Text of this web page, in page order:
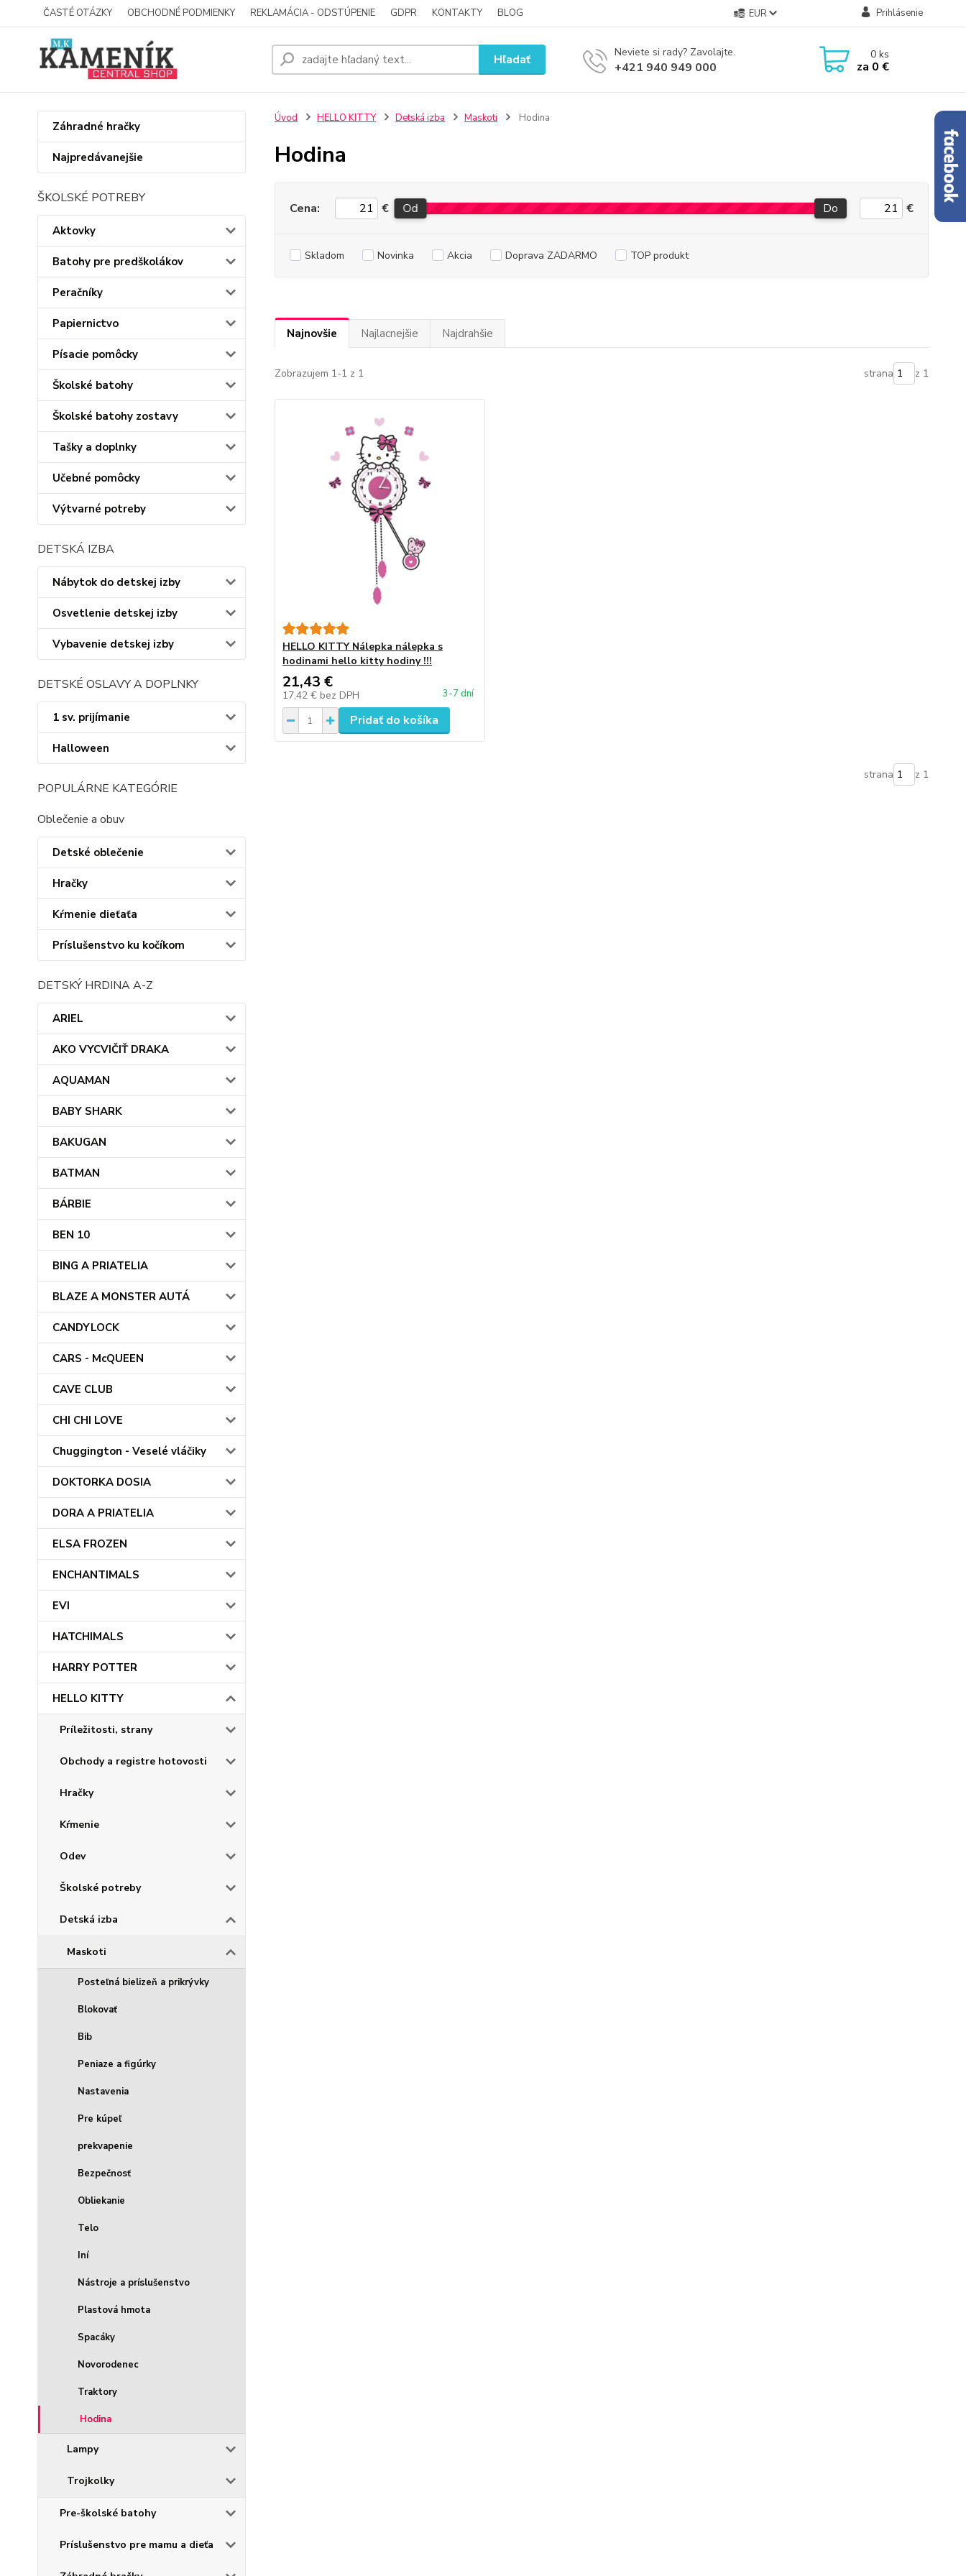
ČASTÉ OTÁZKY OBCHODNÉ PODMIENKY REKLAMÁCIA - ODSTÚPENIE GDPR KONTAKTY BLOG EUR Prihlásenie
Hľadať Neviete si rady? Zavolajte.
+421 940 949 000
0ks
za 0 €
Záhradné hračky
Najpredávanejšie
ŠKOLSKÉ POTREBY
Aktovky
Batohy pre predškolákov
Peračníky
Papiernictvo
Písacie pomôcky
Školské batohy
Školské batohy zostavy
Tašky a doplnky
Učebné pomôcky
Výtvarné potreby
DETSKÁ IZBA
Nábytok do detskej izby
Osvetlenie detskej izby
Vybavenie detskej izby
DETSKÉ OSLAVY A DOPLNKY
1 sv. prijímanie
Halloween
POPULÁRNE KATEGÓRIE
Oblečenie a obuv
Detské oblečenie
Hračky
Kŕmenie dieťaťa
Príslušenstvo ku kočíkom
DETSKÝ HRDINA A-Z
ARIEL
AKO VYCVIČIŤ DRAKA
AQUAMAN
BABY SHARK
BAKUGAN
BATMAN
BÁRBIE
BEN 10
BING A PRIATELIA
BLAZE A MONSTER AUTÁ
CANDYLOCK
CARS - McQUEEN
CAVE CLUB
CHI CHI LOVE
Chuggington - Veselé vláčiky
DOKTORKA DOSIA
DORA A PRIATELIA
ELSA FROZEN
ENCHANTIMALS
EVI
HATCHIMALS
HARRY POTTER
HELLO KITTY
Príležitosti, strany
Obchody a registre hotovosti
Hračky
Kŕmenie
Odev
Školské potreby
Detská izba
Maskoti
Posteľná bielizeň a prikrývky
Blokovať
Bib
Peniaze a figúrky
Nastavenia
Pre kúpeľ
prekvapenie
Bezpečnosť
Obliekanie
Telo
Iní
Nástroje a príslušenstvo
Plastová hmota
Spacáky
Novorodenec
Traktory
Hodina
Lampy
Trojkolky
Pre-školské batohy
Príslušenstvo pre mamu a dieťa
Úvod HELLO KITTY Detská izba Maskoti Hodina
Hodina
Cena: € Od Do €
Skladom Novinka Akcia Doprava ZADARMO TOP produkt
Najnovšie Najlacnejšie Najdrahšie
Zobrazujem 1-1 z 1 strana z 1
HELLO KITTY Nálepka nálepka s
hodinami hello kitty hodiny !!!
21,43 €
17,42 € bez DPH 3-7 dní
Pridať do košíka
strana z 1